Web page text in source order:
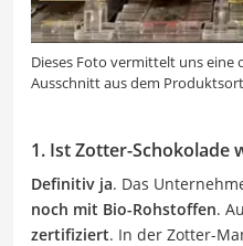
Dieses Foto vermittelt uns eine
Ausschnitt aus dem
1. Ist Zotter-Schokolade
Definitiv ja. Das
noch mit Bio-Rohstoffen.
zertifiziert. In der Zotter-